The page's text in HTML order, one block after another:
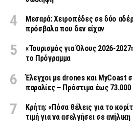
Μεσαρά: Χειροπέδες σε δύο
πρόσβαλα που δεν είχαν
«Τουρισμός για Όλους 2026-
το Πρόγραμμα
Έλεγχοι με drones και MyCoast
παραλίες – Πρόστιμα έως
Κρήτη: «Πόσα θέλεις για το
τιμή για να ασελγήσει σε ανήλικη